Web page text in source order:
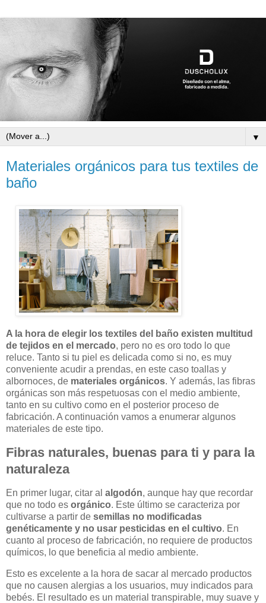
▼
Materiales orgánicos para tus textiles de
baño
A la hora de elegir los textiles del baño existen multitud
de tejidos en el mercado, pero no es oro todo lo que
reluce. Tanto si tu piel es delicada como si no, es muy
conveniente acudir a prendas, en este caso toallas y
albornoces, de materiales orgánicos. Y además, las fibras
orgánicas son más respetuosas con el medio ambiente,
tanto en su cultivo como en el posterior proceso de
fabricación. A continuación vamos a enumerar algunos
materiales de este tipo.
Fibras naturales, buenas para ti y para la
naturaleza
En primer lugar, citar al algodón, aunque hay que recordar
que no todo es orgánico. Este último se caracteriza por
cultivarse a partir de semillas no modificadas
genéticamente y no usar pesticidas en el cultivo. En
cuanto al proceso de fabricación, no requiere de productos
químicos, lo que beneficia al medio ambiente.
Esto es excelente a la hora de sacar al mercado productos
que no causen alergias a los usuarios, muy indicados para
bebés. El resultado es un material transpirable, muy suave y